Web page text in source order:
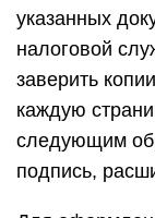
указанных
налоговой
заверить
каждую
следующим
подпись,